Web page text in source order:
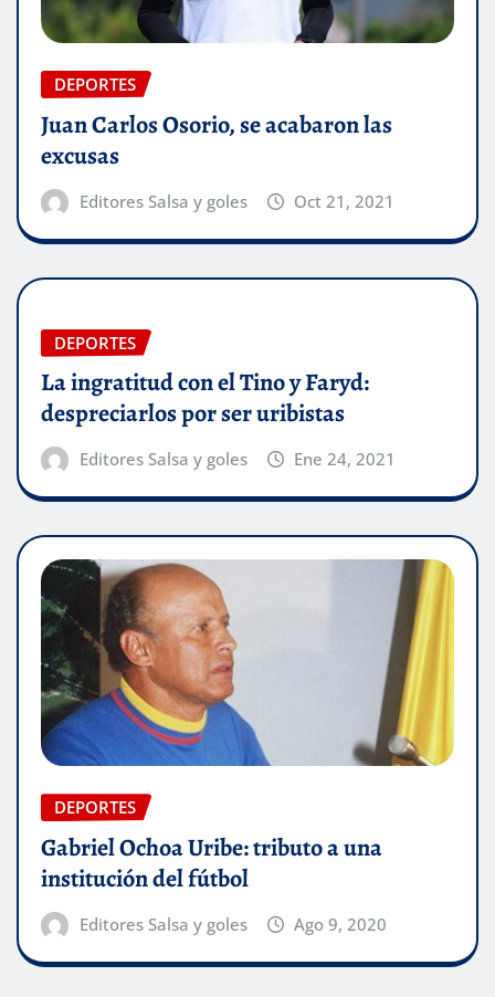
DEPORTES
Juan Carlos Osorio, se acabaron las
excusas
Editores Salsa y goles Oct 21, 2021
DEPORTES
La ingratitud con el Tino y Faryd:
despreciarlos por ser uribistas
Editores Salsa y goles Ene 24, 2021
DEPORTES
Gabriel Ochoa Uribe: tributo a una
institución del fútbol
Editores Salsa y goles Ago 9, 2020